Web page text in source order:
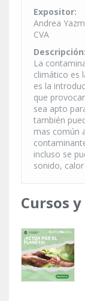
Expositor:
Andrea
CVA
Descripción:
La
climático es
es la
que
sea apto
también
mas común
incluso se
sonido,
Cursos